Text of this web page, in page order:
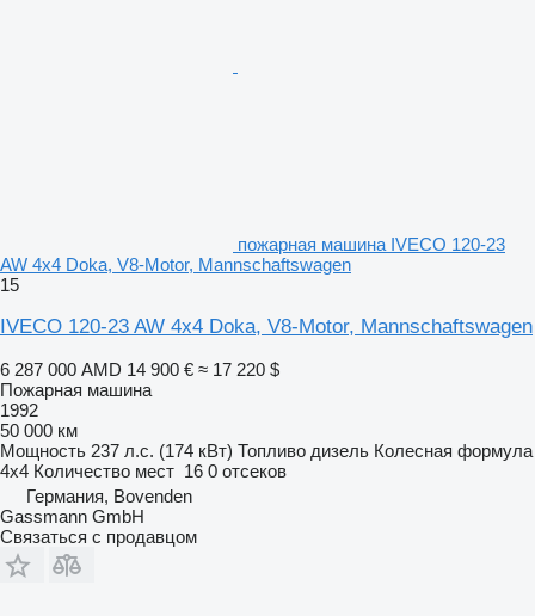
пожарная машина IVECO 120-23
AW 4x4 Doka, V8-Motor, Mannschaftswagen
15
IVECO 120-23 AW 4x4 Doka, V8-Motor, Mannschaftswagen
6 287 000 AMD 14 900 € ≈ 17 220 $
Пожарная машина
1992
50 000 км
Мощность 237 л.с. (174 кВт) Топливо дизель Колесная формула
4x4 Количество мест 16 0 отсеков
Германия, Bovenden
Gassmann GmbH
Связаться с продавцом